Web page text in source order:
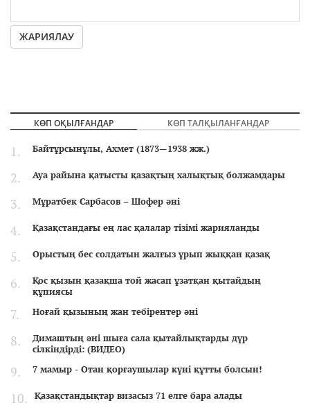
ЖАРИЯЛАУ
КӨП ОҚЫЛҒАНДАР КӨП ТАЛҚЫЛАНҒАНДАР
Байтұрсынұлы, Ахмет (1873—1938 жж.)
Ауа райына қатысты қазақтың халықтық болжамдары
Мұратбек Сарбасов – Шофер әні
Қазақстандағы ең лас қалалар тізімі жарияланды
Орыстың бес солдатын жалғыз ұрып жыққан қазақ
Қос қызын қазақша той жасап ұзатқан қытайдың
құпиясы
Ноғай қызының жан тебірентер әні
Димаштың әні шыға сала қытайлықтарды дүр
сілкіндірді: (ВИДЕО)
7 мамыр - Отан қорғаушылар күні құтты болсын!
Қазақстандықтар визасыз 71 елге бара алады